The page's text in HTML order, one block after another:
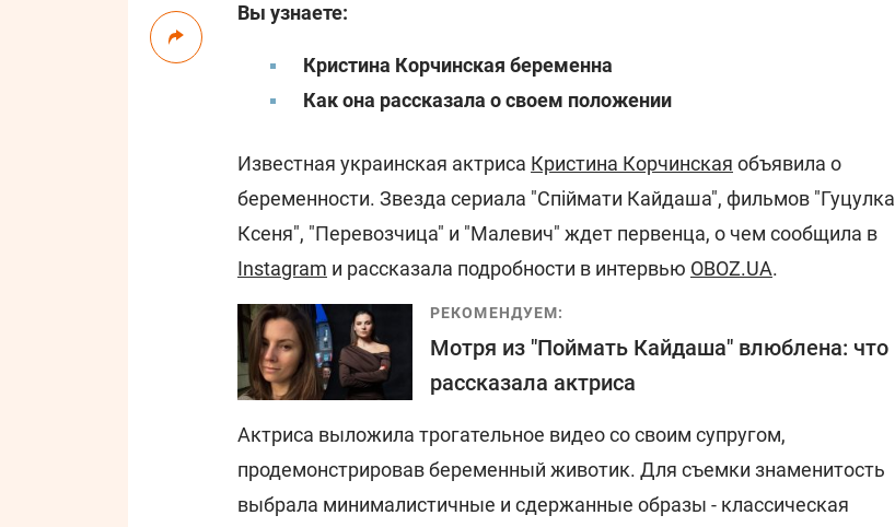
Вы узнаете:
Кристина Корчинская беременна
Как она рассказала о своем положении
Известная украинская актриса Кристина Корчинская объявила о
беременности. Звезда сериала "Спіймати Кайдаша", фильмов "Гуцулка
Ксеня", "Перевозчица" и "Малевич" ждет первенца, о чем сообщила в
Instagram и рассказала подробности в интервью OBOZ.UA.
РЕКОМЕНДУЕМ:
Мотря из "Поймать Кайдаша" влюблена: что
рассказала актриса
Актриса выложила трогательное видео со своим супругом,
продемонстрировав беременный животик. Для съемки знаменитость
выбрала минималистичные и сдержанные образы - классическая